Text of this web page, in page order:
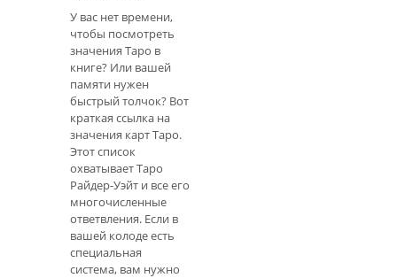
У вас нет времени,
чтобы посмотреть
значения Таро в
книге? Или вашей
памяти нужен
быстрый толчок? Вот
краткая ссылка на
значения карт Таро.
Этот список
охватывает Таро
Райдер-Уэйт и все его
многочисленные
ответвления. Если в
вашей колоде есть
специальная
система, вам нужно